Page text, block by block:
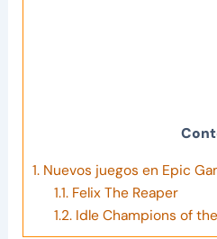
1. Nuevos juegos en Epic
1.1.Felix The Reaper
1.2.Idle Champions of